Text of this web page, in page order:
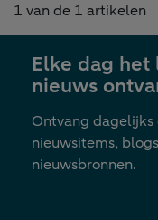
1 van de 1 artikelen
Elke dag
nieuws
Ontvang
nieuwsitems,
nieuwsbronnen.